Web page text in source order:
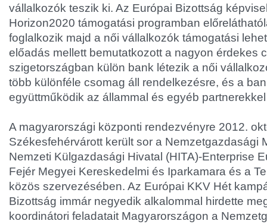
vállalkozók teszik ki. Az Európai Bizottság
Horizon2020 támogatási programban
foglalkozik majd a női vállalkozók támogatási
előadás mellett bemutatkozott a nagyon érdekes
szigetországban külön bank létezik a női
több különféle csomag áll rendelkezésre, és a
együttműködik az állammal és egyéb
A magyarországi központi rendezvényre 2012.
Székesfehérvárott került sor a Nemzetgazdasági
Nemzeti Külgazdasági Hivatal (HITA)-Enterprise
Fejér Megyei Kereskedelmi és Iparkamara és a
közös szervezésében. Az Európai KKV Hét
Bizottság immár negyedik alkalommal hirdette
koordinátori feladatait Magyarországon a